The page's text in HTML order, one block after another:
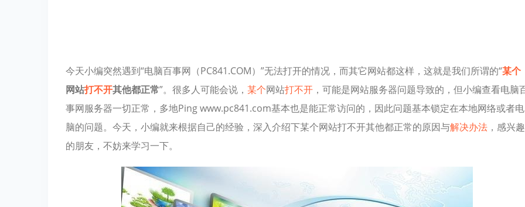
今天小编突然遇到“电脑百事网（PC841.COM）”无法打开的情况，而其它网站都这样，这就是我们所谓的“某个
网站打不开其他都正常”。很多人可能会说， 某个网站打不开 ，可能是网站服务器问题导致的，但小编查看电脑
事网服务器一切正常，多地Ping www.pc841.com基本也是能正常访问的，因此问题基本锁定在本地网络或者电
脑的问题。今天，小编就来根据自己的经验，深入介绍下某个网站打不开其他都正常的原因与解决办法 ，感兴趣
的朋友，不妨来学习一下。